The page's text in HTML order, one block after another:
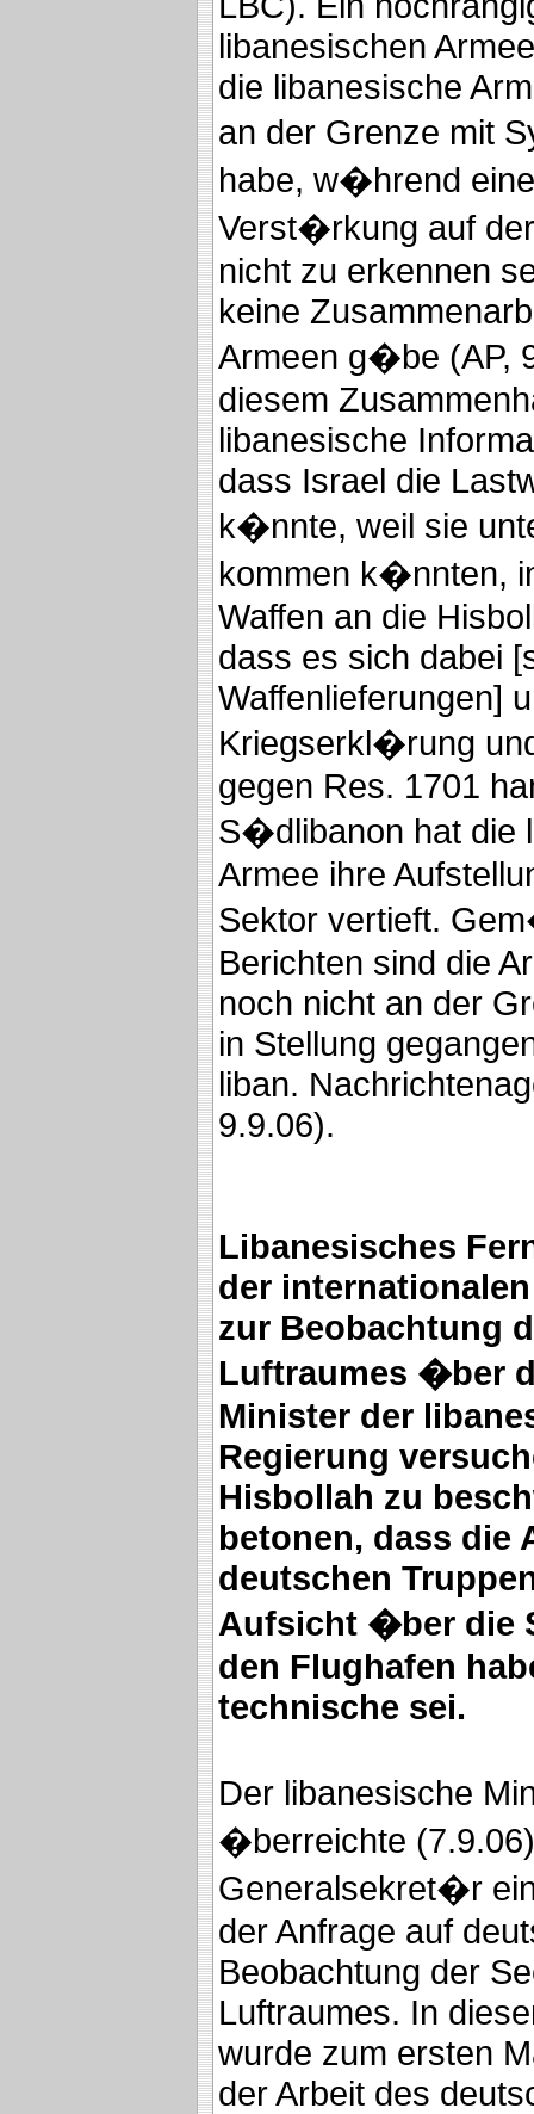
libanesischen
die libanesische
an der Grenze mit
habe, w�hrend
Verst�rkung auf
nicht zu erkennen
keine
Armeen g�be (AP,
diesem
libanesische
dass Israel die
k�nnte, weil sie
kommen k�nnten,
Waffen an die
dass es sich dabei
Waffenlieferungen]
Kriegserkl�rung
gegen Res. 1701
S�dlibanon hat die
Armee ihre
Sektor vertieft.
Berichten sind die
noch nicht an der
in Stellung
liban.
9.9.06).
Libanesisches
der
zur Beobachtung
Luftraumes �ber
Minister der
Regierung
Hisbollah zu
betonen, dass die
deutschen
Aufsicht �ber die
den Flughafen
technische sei.
Der libanesische
�berreichte
Generalsekret�r
der Anfrage auf
Beobachtung der
Luftraumes. In
wurde zum ersten
der Arbeit des